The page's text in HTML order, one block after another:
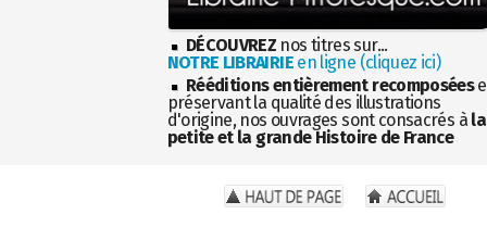
DÉCOUVREZ nos titres sur...
NOTRE LIBRAIRIEen ligne (cliquez ici)
Rééditions entièrement recomposées
préservant la qualité des illustrations
d'origine, nos ouvrages sont consacrés à la
petite et la grande Histoire de France